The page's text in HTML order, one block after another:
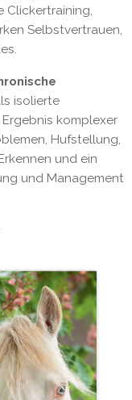
Clickertraining,
Selbstvertrauen,
isolierte
komplexer
Hufstellung,
und ein
und Management